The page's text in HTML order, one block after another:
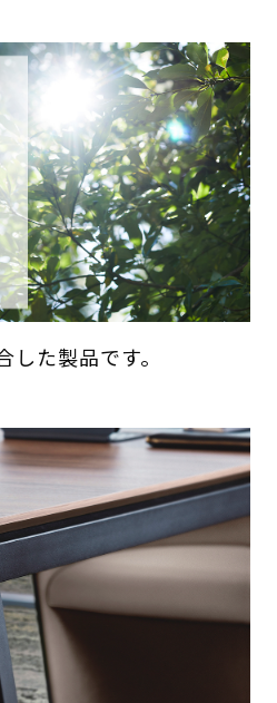
た製品です。